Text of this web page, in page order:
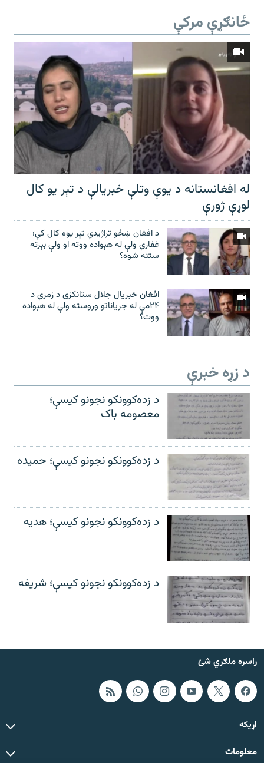
ځانګړې مرکې
له افغانستانه د یوې وتلې خبریالې د تېر يو کال
لوړې ژورې
د افغان ښځو تراژیدي تېر یوه کال کې؛
غفاري ولې له هېواده ووته او ولې بېرته
ستنه شوه؟
افغان خبریال جلال ستانکزی د زمري د
۲۴مې له جریاناتو وروسته ولې له هېواده
ووت؟
د زړه خبرې
د زده‌کوونکو نجونو کیسې؛
معصومه باک
د زده‌کوونکو نجونو کیسې؛ حمیده
د زده‌کوونکو نجونو کیسې؛ هدیه
د زده‌کوونکو نجونو کیسې؛ شریفه
راسره ملګري شئ
اړيکه
معلومات